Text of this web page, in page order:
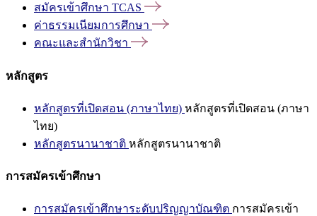
สมัครเข้าศึกษา TCAS
ค่าธรรมเนียมการศึกษา
คณะและสำนักวิชา
หลักสูตร
หลักสูตรที่เปิดสอน (ภาษาไทย) หลักสูตรที่เปิดสอน (ภาษา
ไทย)
หลักสูตรนานาชาติ หลักสูตรนานาชาติ
การสมัครเข้าศึกษา
การสมัครเข้าศึกษาระดับปริญญาบัณฑิต การสมัครเข้า